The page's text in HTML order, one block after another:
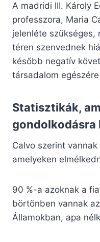
A madridi III. Károly
professzora, Maria
jelenléte szükséges,
téren szenvednek
később negatív
társadalom
Statisztikák,
Calvo szerint
amelyeken
90 %-a azoknak a
börtönben vannak
Államokban, apa